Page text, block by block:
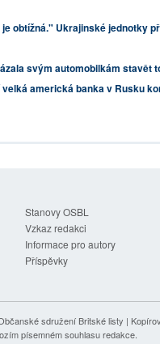
obtížná." Ukrajinské jednotky
svým automobilkám stavět
velká americká banka v Rusku
Stanovy OSBL
Vzkaz redakci
Informace pro autory
Příspěvky
sdružení Britské listy |
písemném souhlasu redakce.